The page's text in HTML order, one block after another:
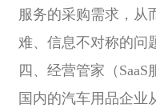
服务的采购需求，从
难、信息不对称的问
四、经营管家（SaaS
国内的汽车用品企业